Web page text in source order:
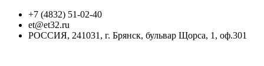
+7 (4832) 51-02-40
et@et32.ru
РОССИЯ, 241031, г. Брянск, бульвар Щорса, 1, оф.301